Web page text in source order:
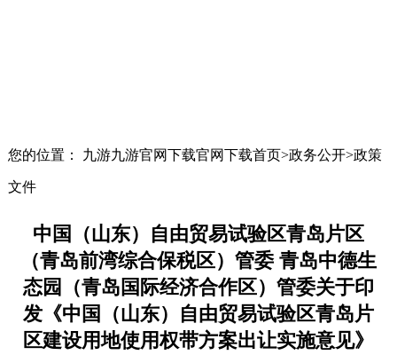
您的位置： 九游九游官网下载官网下载首页>政务公开>政策
文件
中国（山东）自由贸易试验区青岛片区
（青岛前湾综合保税区）管委 青岛中德生
态园（青岛国际经济合作区）管委关于印
发《中国（山东）自由贸易试验区青岛片
区建设用地使用权带方案出让实施意见》